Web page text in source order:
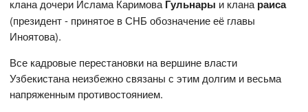
клана дочери Ислама КаримоваГульнары и кланараиса
(президент - принятое в СНБ обозначение её главы
Иноятова).
Все кадровые перестановки на вершине власти
Узбекистана неизбежно связаны с этим долгим и весьма
напряженным противостоянием.